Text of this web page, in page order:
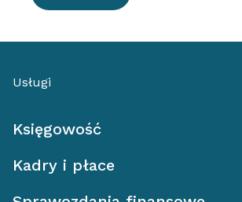
Usługi
Księgowość
Kadry i płace